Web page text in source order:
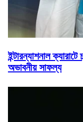
ইন্টারন্যাশনাল ক্যারাটে
অভাবনীয় সাফল্য